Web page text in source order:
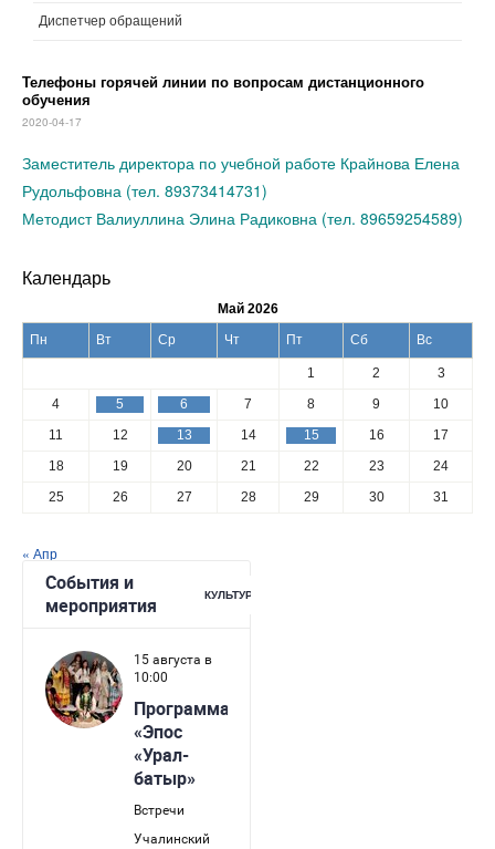
Диспетчер обращений
Телефоны горячей линии по вопросам дистанционного
обучения
2020-04-17
Заместитель директора по учебной работе Крайнова Елена
Рудольфовна (тел. 89373414731)
Методист Валиуллина Элина Радиковна (тел. 89659254589)
Календарь
Май 2026
Пн
Вт Ср Чт Пт Сб Вс
1 2
3
4
5 6 7 8 9
10
11
12 13 14 15 16
17
18
19 20 21 22 23
24
25
26 27 28 29 30 31
« Апр